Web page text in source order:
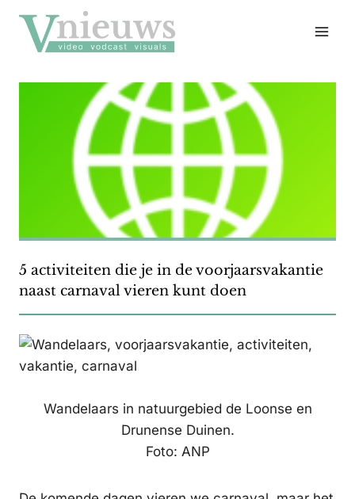
naar
inhoud
5 activiteiten die je in de voorjaarsvakantie
naast carnaval vieren kunt doen
Wandelaars in natuurgebied de Loonse en
Drunense Duinen.
Foto: ANP